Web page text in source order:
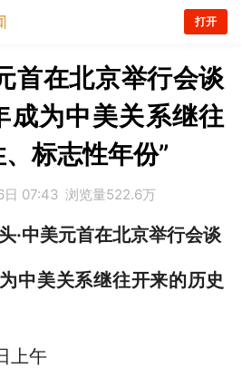
打开
首在北京举行会谈
成为中美关系继往
标志性年份”
日 07:43 浏览量522.6万
·中美元首在北京举行会谈
中美关系继往开来的历史
上午